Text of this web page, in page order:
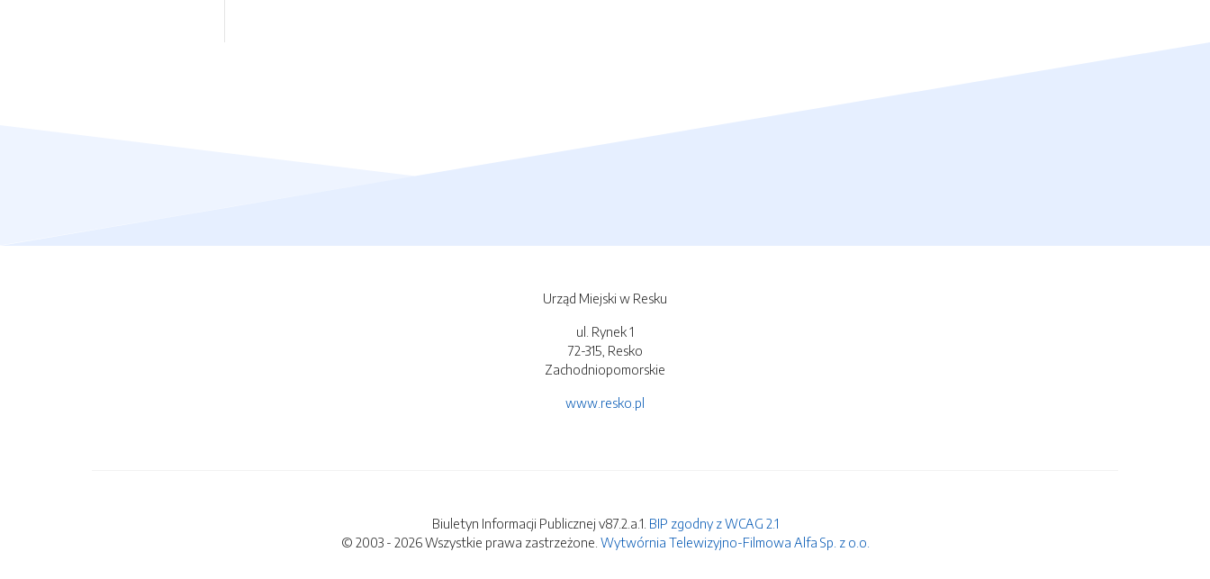
Urząd Miejski w Resku
ul. Rynek 1
72-315, Resko
Zachodniopomorskie
www.resko.pl
Biuletyn Informacji Publicznej v87.2.a.1. BIP zgodny z WCAG 2.1
© 2003 - 2026 Wszystkie prawa zastrzeżone. Wytwórnia Telewizyjno-Filmowa Alfa Sp. z o.o.